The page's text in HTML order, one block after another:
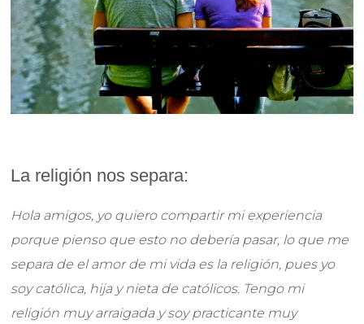
La religión nos separa:
Hola amigos, yo quiero compartir mi experiencia
porque pienso que esto no debería pasar, lo que me
separa de el amor de mi vida es la religión, pues yo
soy católica, hija y nieta de católicos. Tengo mi
religión muy arraigada y soy practicante muy